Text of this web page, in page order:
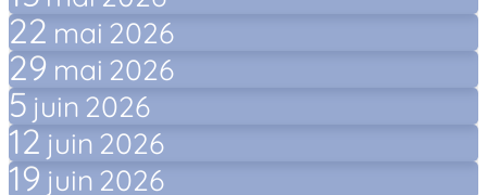
22 mai 2026
29 mai 2026
5 juin 2026
12 juin 2026
19 juin 2026